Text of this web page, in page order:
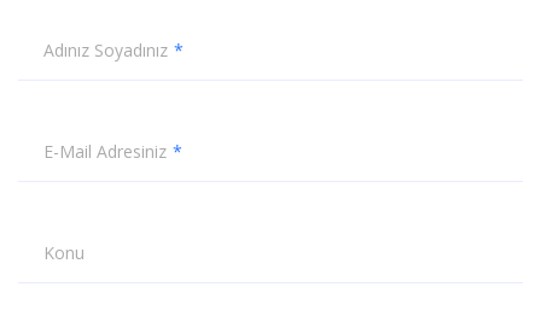
Adınız Soyadınız
E-Mail Adresiniz
Konu